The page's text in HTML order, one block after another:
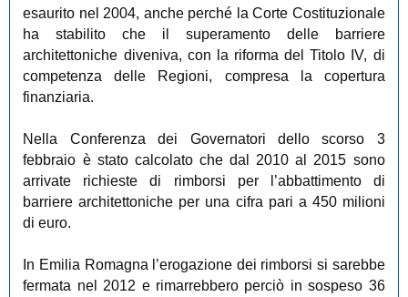
esaurito nel 2004, anche perché la Corte Costituzionale
ha stabilito che il superamento delle barriere
architettoniche diveniva, con la riforma del Titolo IV, di
competenza delle Regioni, compresa la copertura
finanziaria.
Nella Conferenza dei Governatori dello scorso 3
febbraio è stato calcolato che dal 2010 al 2015 sono
arrivate richieste di rimborsi per l’abbattimento di
barriere architettoniche per una cifra pari a 450 milioni
di euro.
In Emilia Romagna l’erogazione dei rimborsi si sarebbe
fermata nel 2012 e rimarrebbero perciò in sospeso 36